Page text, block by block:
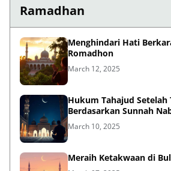
Ramadhan
Menghindari Hati
Romadhon
March 12, 2025
Hukum Tahajud Setelah
Berdasarkan Sunnah
March 10, 2025
Meraih Ketakwaan di